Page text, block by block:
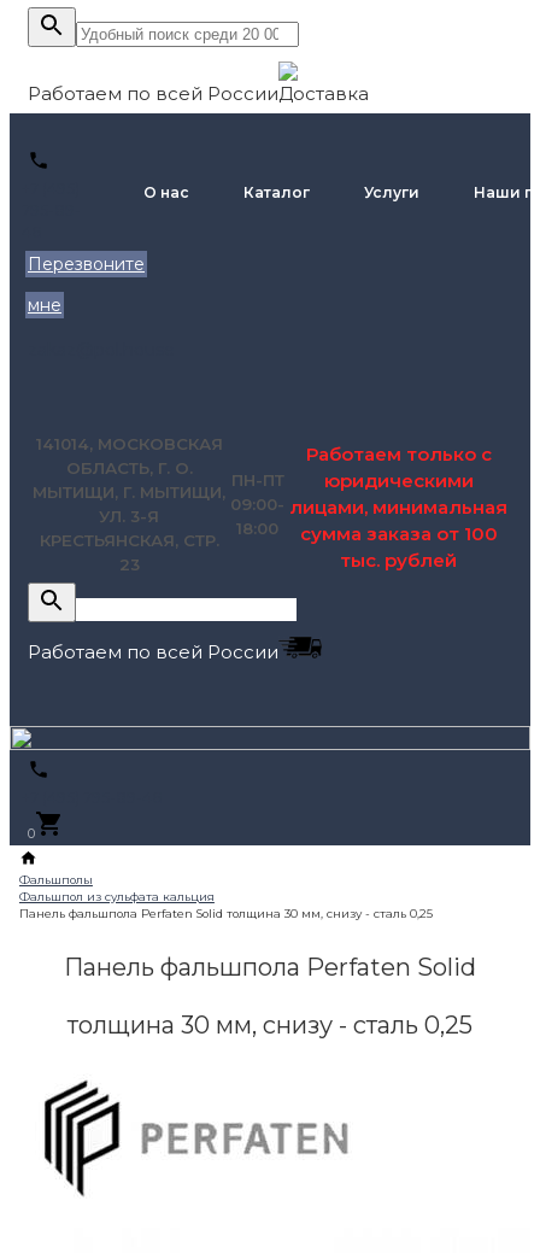
Работаем по всей России
Перезвоните
мне
О нас Каталог Услуги Наши
141014, МОСКОВСКАЯ
ОБЛАСТЬ, Г. О.
МЫТИЩИ, Г. МЫТИЩИ,
УЛ. 3-Я
КРЕСТЬЯНСКАЯ, СТР.
23
ПН-ПТ
09:00-
18:00
Работаем только с
юридическими
лицами, минимальная
сумма заказа от 100
тыс. рублей
Работаем по всей России
0
Панель фальшпола Perfaten Solid
толщина 30 мм, снизу - сталь 0,25